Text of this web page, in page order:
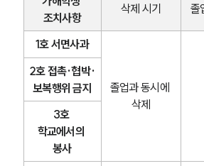
조치사항
삭제 시기 졸
1호 서면사과
졸업과 동시에
삭제
2호 접촉·협박·
보복행위 금지
3호
학교에서의
봉사